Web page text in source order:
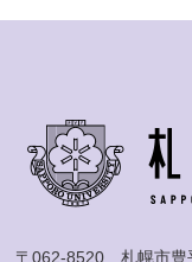
〒062-8520 札幌市豊